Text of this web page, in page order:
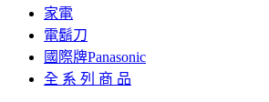
家電
電鬍刀
國際牌Panasonic
全 系 列 商 品